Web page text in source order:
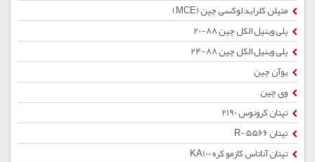
متیلن کلراید لوکسی چین (MCE)
پلی وینیل الکل چین 88-20
پلی وینیل الکل چین 88-24
یوآن چین
وی چین
تیتان کرونوس 2190
تیتان R-5566
تیتان آناتاس کازمو کره KA100